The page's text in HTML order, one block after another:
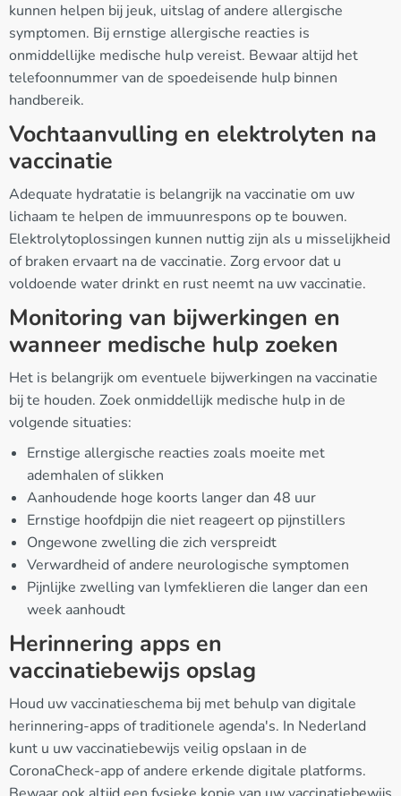
kunnen helpen bij jeuk, uitslag of andere allergische
symptomen. Bij ernstige allergische reacties is
onmiddellijke medische hulp vereist. Bewaar altijd het
telefoonnummer van de spoedeisende hulp binnen
handbereik.
Vochtaanvulling en elektrolyten na
vaccinatie
Adequate hydratatie is belangrijk na vaccinatie om uw
lichaam te helpen de immuunrespons op te bouwen.
Elektrolytoplossingen kunnen nuttig zijn als u misselijkheid
of braken ervaart na de vaccinatie. Zorg ervoor dat u
voldoende water drinkt en rust neemt na uw vaccinatie.
Monitoring van bijwerkingen en
wanneer medische hulp zoeken
Het is belangrijk om eventuele bijwerkingen na vaccinatie
bij te houden. Zoek onmiddellijk medische hulp in de
volgende situaties:
Ernstige allergische reacties zoals moeite met
ademhalen of slikken
Aanhoudende hoge koorts langer dan 48 uur
Ernstige hoofdpijn die niet reageert op pijnstillers
Ongewone zwelling die zich verspreidt
Verwardheid of andere neurologische symptomen
Pijnlijke zwelling van lymfeklieren die langer dan een
week aanhoudt
Herinnering apps en
vaccinatiebewijs opslag
Houd uw vaccinatieschema bij met behulp van digitale
herinnering-apps of traditionele agenda's. In Nederland
kunt u uw vaccinatiebewijs veilig opslaan in de
CoronaCheck-app of andere erkende digitale platforms.